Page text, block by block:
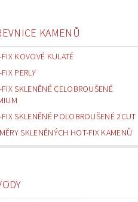
KAMENŮ
KOVOVÉ KULATÉ
PERLY
SKLENĚNÉ CELOBROUŠENÉ
SKLENĚNÉ POLOBROUŠENÉ 2CUT
SKLENĚNÝCH HOT-FIX KAMENŮ